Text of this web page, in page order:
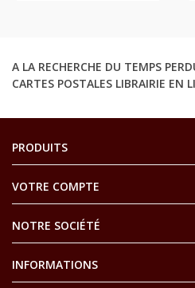
A LA RECHERCHE DU TEMPS
CARTES POSTALES LIBRAIRIE EN
PRODUITS
VOTRE COMPTE
NOTRE SOCIÉTÉ
INFORMATIONS